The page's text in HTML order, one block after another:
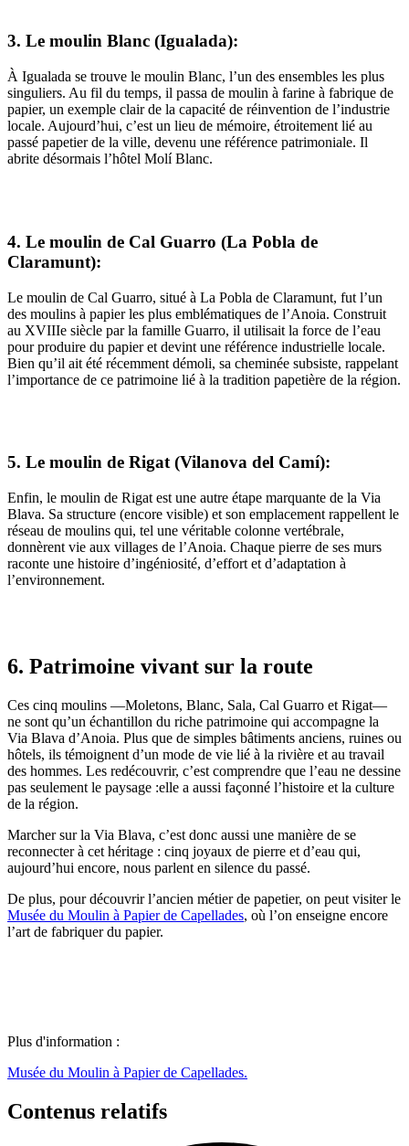
3. Le moulin Blanc (Igualada):
À Igualada se trouve le moulin Blanc, l’un des ensembles les plus
singuliers. Au fil du temps, il passa de moulin à farine à fabrique de
papier, un exemple clair de la capacité de réinvention de l’industrie
locale. Aujourd’hui, c’est un lieu de mémoire, étroitement lié au
passé papetier de la ville, devenu une référence patrimoniale. Il
abrite désormais l’hôtel Molí Blanc.
4. Le moulin de Cal Guarro (La Pobla de
Claramunt):
Le moulin de Cal Guarro, situé à La Pobla de Claramunt, fut l’un
des moulins à papier les plus emblématiques de l’Anoia. Construit
au XVIIIe siècle par la famille Guarro, il utilisait la force de l’eau
pour produire du papier et devint une référence industrielle locale.
Bien qu’il ait été récemment démoli, sa cheminée subsiste, rappelant
l’importance de ce patrimoine lié à la tradition papetière de la région.
5. Le moulin de Rigat (Vilanova del Camí):
Enfin, le moulin de Rigat est une autre étape marquante de la Via
Blava. Sa structure (encore visible) et son emplacement rappellent le
réseau de moulins qui, tel une véritable colonne vertébrale,
donnèrent vie aux villages de l’Anoia. Chaque pierre de ses murs
raconte une histoire d’ingéniosité, d’effort et d’adaptation à
l’environnement.
6. Patrimoine vivant sur la route
Ces cinq moulins —Moletons, Blanc, Sala, Cal Guarro et Rigat—
ne sont qu’un échantillon du riche patrimoine qui accompagne la
Via Blava d’Anoia. Plus que de simples bâtiments anciens, ruines ou
hôtels, ils témoignent d’un mode de vie lié à la rivière et au travail
des hommes. Les redécouvrir, c’est comprendre que l’eau ne dessine
pas seulement le paysage :elle a aussi façonné l’histoire et la culture
de la région.
Marcher sur la Via Blava, c’est donc aussi une manière de se
reconnecter à cet héritage : cinq joyaux de pierre et d’eau qui,
aujourd’hui encore, nous parlent en silence du passé.
De plus, pour découvrir l’ancien métier de papetier, on peut visiter le
Musée du Moulin à Papier de Capellades, où l’on enseigne encore
l’art de fabriquer du papier.
Plus d'information :
Musée du Moulin à Papier de Capellades.
Contenus relatifs